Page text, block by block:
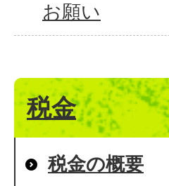
お願い
税金
税金の概要